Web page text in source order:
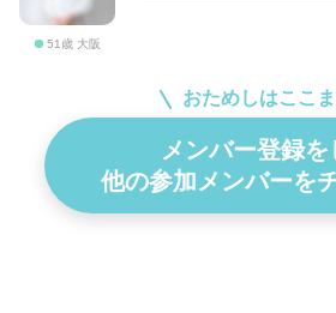
51歳 大阪
おためしはここ
メンバー登録を
他の参加メンバーを